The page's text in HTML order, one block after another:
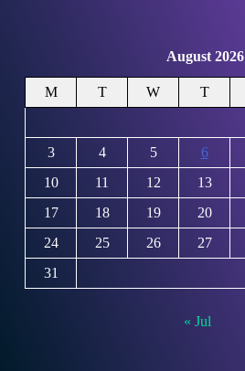
August 2026
M T W T
3
4 5 6
10
11 12 13
17
18 19 20
24
25 26 27
31
« Jul